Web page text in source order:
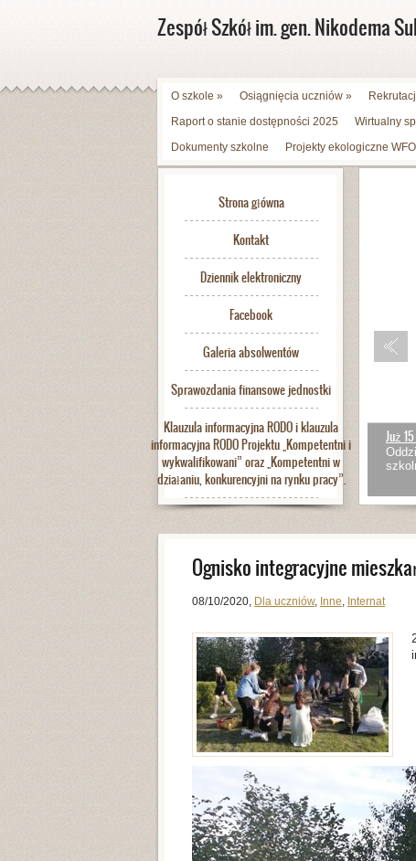
Zespół Szkół im. gen. Nikodema
O szkole » Osiągnięcia uczniów »
Raport o stanie dostępności 2025
Wirtualny
Dokumenty szkolne
Projekty ekologiczne
Strona główna
Kontakt
Dziennik elektroniczny
Facebook
Galeria absolwentów
Sprawozdania finansowe jednostki
Klauzula informacyjna RODO i klauzula
informacyjna RODO Projektu „Kompetentni i
wykwalifikowani” oraz „Kompetentni w
działaniu, konkurencyjni na rynku pracy”.
Już
Ognisko integracyjne
08/10/2020, Dla uczniów, Inne, Internat